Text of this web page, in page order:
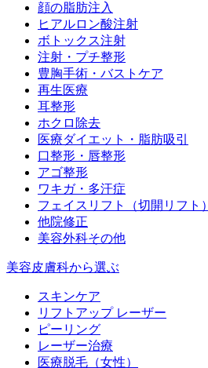
顔の脂肪注入
ヒアルロン酸注射
ボトックス注射
注射・プチ整形
豊胸手術・バストケア
再生医療
耳整形
ホクロ除去
医療ダイエット・脂肪吸引
口整形・唇整形
アゴ整形
ワキガ・多汗症
フェイスリフト（切開リフト）
他院修正
美容外科その他
美容皮膚科から選ぶ
スキンケア
リフトアップ レーザー
ピーリング
レーザー治療
医療脱毛（女性）